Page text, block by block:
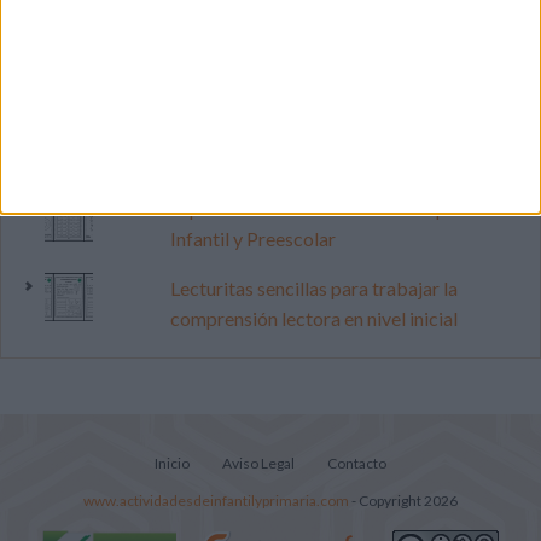
Súper librito de 500 actividades para
Infantil y Preescolar
Lecturitas sencillas para trabajar la
comprensión lectora en nivel inicial
Inicio Aviso Legal Contacto
www.actividadesdeinfantilyprimaria.com - Copyright 2026